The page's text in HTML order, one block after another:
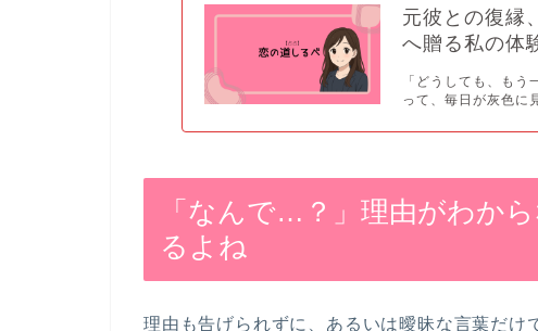
元彼との復縁
へ贈る私の体
「どうしても、も
って、毎日が灰色に
「なんで…？」理由がわか
るよね
理由も告げられずに、あるいは曖昧な言葉だ